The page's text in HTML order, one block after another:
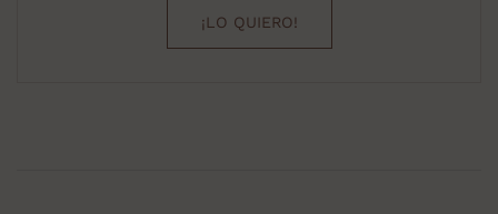
¡LO QUIERO!